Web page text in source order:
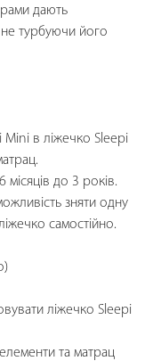
дають
турбуючи його
в ліжечко Sleepi
місяців до 3 років.
зняти одну
самостійно.
ліжечко Sleepi
та матрац